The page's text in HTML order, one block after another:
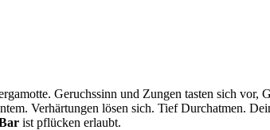
Geruchssinn und Zungen tasten sich
Verhärtungen lösen sich. Tief Durchatmen.
ist pflücken erlaubt.